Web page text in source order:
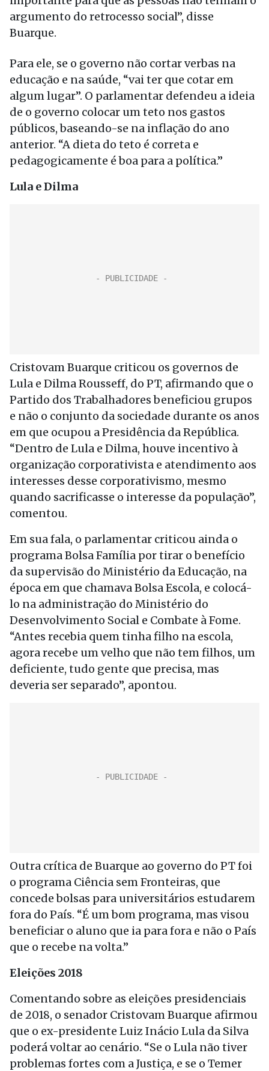
argumento do retrocesso social”, disse
Buarque.
Para ele, se o governo não cortar verbas na
educação e na saúde, “vai ter que cotar em
algum lugar”. O parlamentar defendeu a ideia
de o governo colocar um teto nos gastos
públicos, baseando-se na inflação do ano
anterior. “A dieta do teto é correta e
pedagogicamente é boa para a política.”
Lula e Dilma
Cristovam Buarque criticou os governos de
Lula e Dilma Rousseff, do PT, afirmando que o
Partido dos Trabalhadores beneficiou grupos
e não o conjunto da sociedade durante os anos
em que ocupou a Presidência da República.
“Dentro de Lula e Dilma, houve incentivo à
organização corporativista e atendimento aos
interesses desse corporativismo, mesmo
quando sacrificasse o interesse da população”,
comentou.
Em sua fala, o parlamentar criticou ainda o
programa Bolsa Família por tirar o benefício
da supervisão do Ministério da Educação, na
época em que chamava Bolsa Escola, e colocá-
lo na administração do Ministério do
Desenvolvimento Social e Combate à Fome.
“Antes recebia quem tinha filho na escola,
agora recebe um velho que não tem filhos, um
deficiente, tudo gente que precisa, mas
deveria ser separado”, apontou.
Outra crítica de Buarque ao governo do PT foi
o programa Ciência sem Fronteiras, que
concede bolsas para universitários estudarem
fora do País. “É um bom programa, mas visou
beneficiar o aluno que ia para fora e não o País
que o recebe na volta.”
Eleições 2018
Comentando sobre as eleições presidenciais
de 2018, o senador Cristovam Buarque afirmou
que o ex-presidente Luiz Inácio Lula da Silva
poderá voltar ao cenário. “Se o Lula não tiver
problemas fortes com a Justiça, e se o Temer